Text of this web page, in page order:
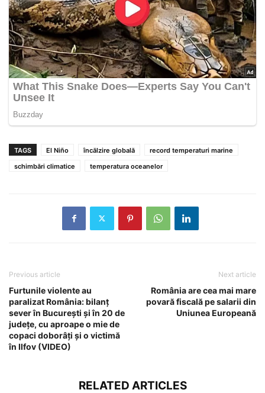
TAGS El Niño încălzire globală
record temperaturi marine
schimbări climatice
temperatura oceanelor
Previous article
Furtunile violente au
paralizat România: bilanț
sever în București și în 20 de
județe, cu aproape o mie de
copaci doborâți și o victimă
în Ilfov (VIDEO)
Next article
România are cea mai mare
povară fiscală pe salarii din
Uniunea Europeană
RELATED ARTICLES